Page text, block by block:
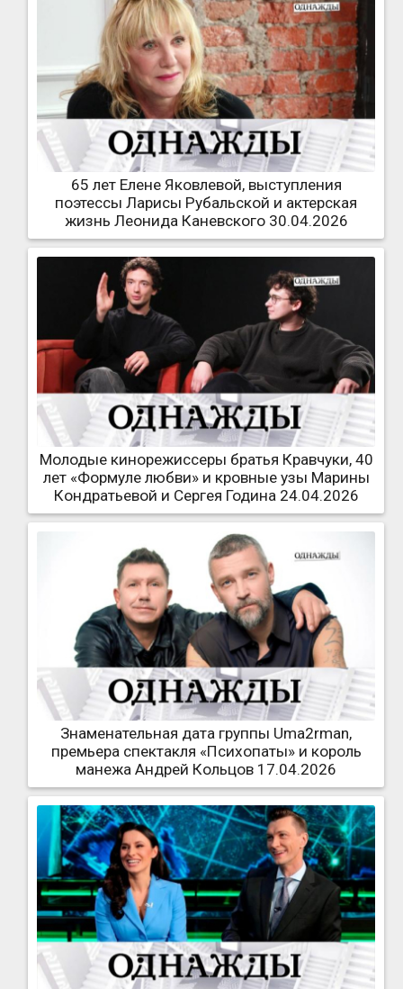
65 лет Елене Яковлевой, выступления
поэтессы Ларисы Рубальской и актерская
жизнь Леонида Каневского 30.04.2026
Молодые кинорежиссеры братья Кравчуки, 40
лет «Формуле любви» и кровные узы Марины
Кондратьевой и Сергея Година 24.04.2026
Знаменательная дата группы Uma2rman,
премьера спектакля «Психопаты» и король
манежа Андрей Кольцов 17.04.2026